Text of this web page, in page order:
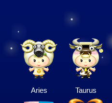
Aries Taurus